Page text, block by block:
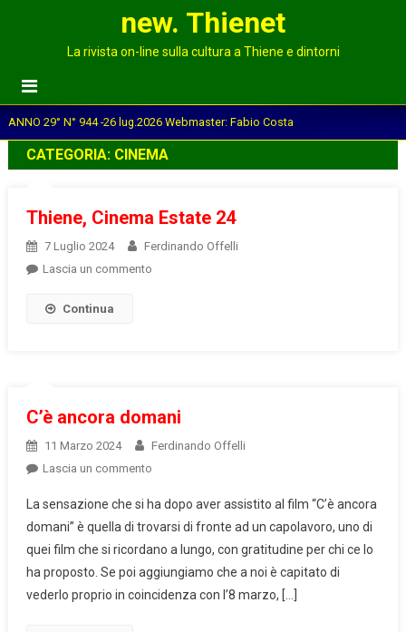
new. Thienet
La rivista on-line sulla cultura a Thiene e dintorni
ANNO 29° N° 944 -26 lug.2026 Webmaster: Fabio Costa
CATEGORIA: CINEMA
Thiene, Cinema Estate 24
7 Luglio 2024
Ferdinando Offelli
Lascia un commentoon
Continua
C’è ancora domani
11 Marzo 2024
Ferdinando Offelli
Lascia un commentoon
ancora
domani
La sensazione che si ha dopo aver assistito al film “C’è ancora
domani” è quella di trovarsi di fronte ad un capolavoro, uno di
quei film che si ricordano a lungo, con gratitudine per chi ce lo
ha proposto. Se poi aggiungiamo che a noi è capitato di
vederlo proprio in coincidenza con l’8 marzo, […]